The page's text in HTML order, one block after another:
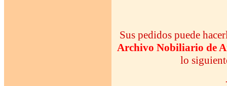
Sus pedidos puede
Archivo Nobiliario de
lo